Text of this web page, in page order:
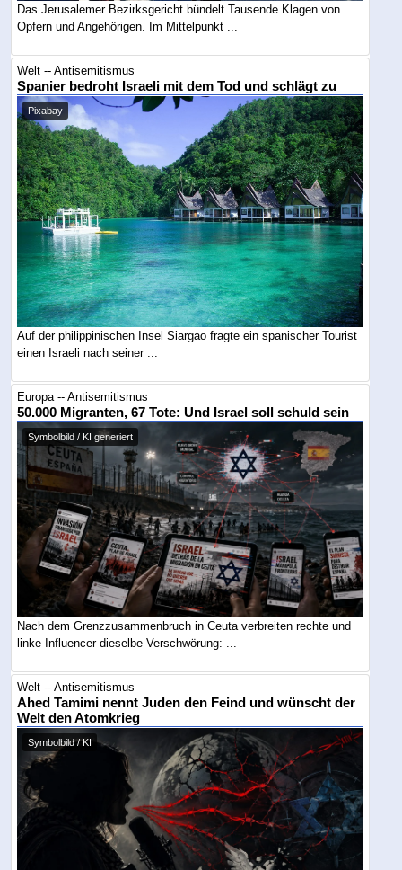
Das Jerusalemer Bezirksgericht bündelt Tausende Klagen von
Opfern und Angehörigen. Im Mittelpunkt ...
Welt -- Antisemitismus
Spanier bedroht Israeli mit dem Tod und schlägt zu
Pixabay
Auf der philippinischen Insel Siargao fragte ein spanischer Tourist
einen Israeli nach seiner ...
Europa -- Antisemitismus
50.000 Migranten, 67 Tote: Und Israel soll schuld sein
Symbolbild / KI generiert
Nach dem Grenzzusammenbruch in Ceuta verbreiten rechte und
linke Influencer dieselbe Verschwörung: ...
Welt -- Antisemitismus
Ahed Tamimi nennt Juden den Feind und wünscht der
Welt den Atomkrieg
Symbolbild / KI